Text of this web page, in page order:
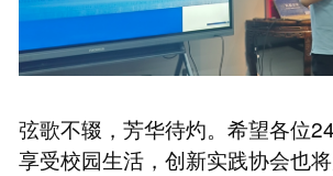
弦歌不辍，芳华待灼。希望各位
享受校园生活，创新实践协会也